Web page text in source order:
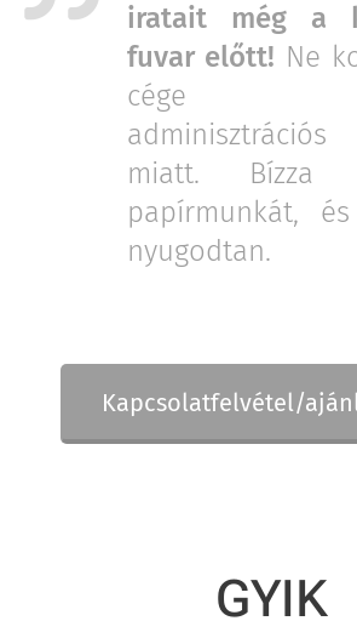
iratait még a
fuvar előtt! Ne
cége
miatt.
papírmunkát, és
nyugodtan.
Kapcsolatfelvétel/
GYIK